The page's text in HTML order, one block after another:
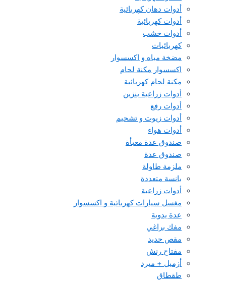
أدوات دهان كهربائية
أدوات كهربائية
أدوات خشب
كهربائيات
مضخة مياه و اكسسوار
اكسسوار مكنة لحام
مكنة لحام كهربائية
أدوات زراعية بنزين
أدوات رفع
أدوات زيوت و تشحيم
أدوات هواء
صندوق عدة معبأة
صندوق عدة
ملزمة طاولة
بانسة متعددة
أدوات زراعية
مغسل سيارات كهربائية و اكسسوار
عدة يدوية
مفك براغي
مقص حديد
مفتاح رنش
أزميل + مبرد
طقطاق